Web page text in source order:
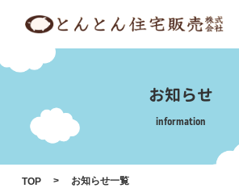
content
お知らせ
information
TOP
お知らせ一覧